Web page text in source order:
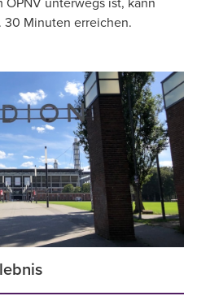
unterwegs ist, kann
30 Minuten erreichen.